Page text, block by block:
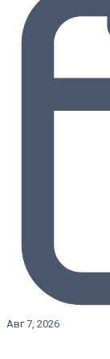
Авг 7, 2026